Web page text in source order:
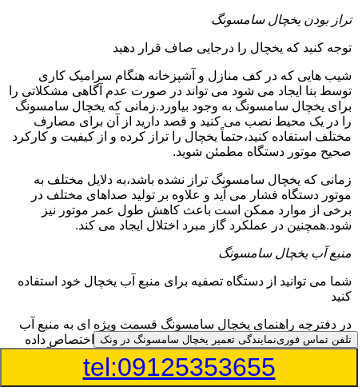
تراز بودن یخچال سامسونگ
توجه کنید که یخچال را درجایی صاف قرار دهید
شیب هایی که در کف منازل و آشپزخانه هنگام سرامیک کاری
توسط بنا ایجاد می شود می تواند در صورت عدم آگاهی مشکلاتی را
برای یخچال سامسونگ به وجود بیاورد.زمانی که یخچال سامسونگ
را در یک محیط نصب می کنید و قصد دارید از آن برای مصارف
مختلف استفاده کنید،حتماً یخچال را تراز کرده و از کیفیت و کارکرد
صحیح موتور دستگاه مطمئن شوید.
زمانی که یخچال سامسونگ تراز نشده باشد،به دلایل مختلف به
موتور دستگاه فشار می آید و علاوه بر تولید صداهای مختلف در
برخی از موارد ممکن است باعث کاهش طول عمر موتور نیز
شود.همچنین در عملکرد گاز مبرد اختلال ایجاد می کند.
منبع آب یخچال سامسونگ
شما می توانید از دستگاه تصفیه برای منبع آب یخچال خود استفاده
کنید
در دفترچه راهنمای یخچال سامسونگ قسمت ویژه ای به منبع آب
آن و راهنمایی لازم در زمینه نصب و استفاده از آن اختصاص داده
شده است.برخی از مدل های یخچال سامسونگ دارای منبع آبریز
بوده و آبی خنک را به شما تحویل می دهند.برخی دیگر نیز آب را به
تلفن تماس فورینمایندگی تعمیر یخچال سامسونگ در ونک
tel:09125353655